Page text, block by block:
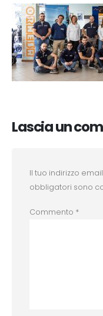
Lascia un
Il tuo indirizzo
obbligatori sono
Commento *